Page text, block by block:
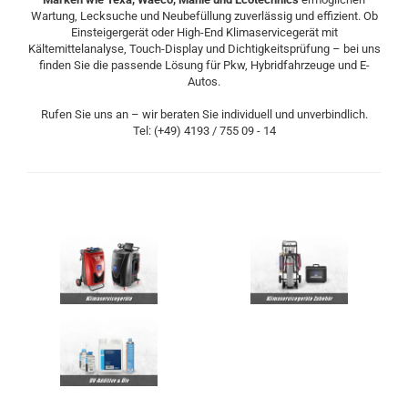
Wartung, Lecksuche und Neubefüllung zuverlässig und effizient. Ob
Einsteigergerät oder High-End Klimaservicegerät mit
Kältemittelanalyse, Touch-Display und Dichtigkeitsprüfung – bei uns
finden Sie die passende Lösung für Pkw, Hybridfahrzeuge und E-
Autos.
Rufen Sie uns an – wir beraten Sie individuell und unverbindlich.
Tel: (+49) 4193 / 755 09 - 14